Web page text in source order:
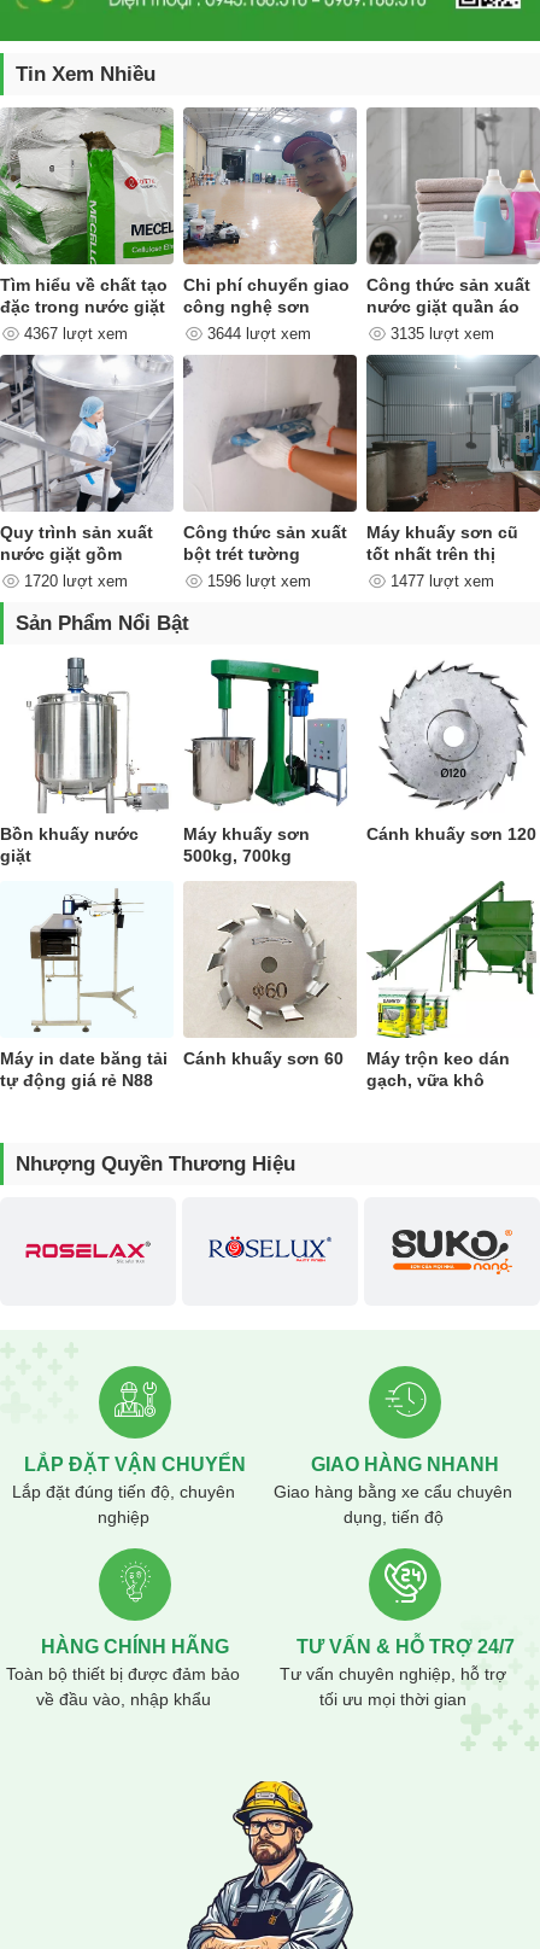
Tin Xem Nhiều
Tìm hiểu về chất tạo
đặc trong nước giặt
4367 lượt xem
Chi phí chuyển giao
công nghệ sơn
3644 lượt xem
Công thức sản xuất
nước giặt quần áo
quan trọng như thế
nào ?
3135 lượt xem
Quy trình sản xuất
nước giặt gồm
những công đoạn
nào ?
1720 lượt xem
Công thức sản xuất
bột trét tường
1596 lượt xem
Máy khuấy sơn cũ
tốt nhất trên thị
trường
1477 lượt xem
Sản Phẩm Nổi Bật
Bồn khuấy nước
giặt
Máy khuấy sơn
500kg, 700kg
Cánh khuấy sơn 120
Máy in date băng tải
tự động giá rẻ N88
Cánh khuấy sơn 60
Máy trộn keo dán
gạch, vữa khô
Nhượng Quyền Thương Hiệu
LẮP ĐẶT VẬN CHUYỂN
Lắp đặt đúng tiến độ, chuyên
nghiệp
GIAO HÀNG NHANH
Giao hàng bằng xe cẩu chuyên
dụng, tiến độ
HÀNG CHÍNH HÃNG
Toàn bộ thiết bị được đảm bảo
về đầu vào, nhập khẩu
TƯ VẤN & HỖ TRỢ 24/7
Tư vấn chuyên nghiệp, hỗ trợ
tối ưu mọi thời gian